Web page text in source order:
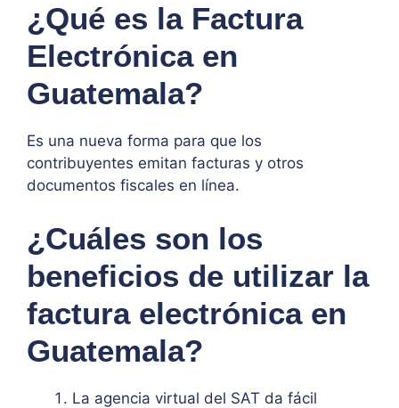
¿Qué es la Factura
Electrónica en
Guatemala?
Es una nueva forma para que los
contribuyentes emitan facturas y otros
documentos fiscales en línea.
¿Cuáles son los
beneficios de utilizar la
factura electrónica en
Guatemala?
La agencia virtual del SAT da fácil